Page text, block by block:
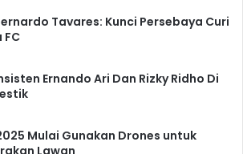
Tavares: Kunci Persebaya Curi
FC
Ernando Ari Dan Rizky Ridho Di
Mulai Gunakan Drones untuk